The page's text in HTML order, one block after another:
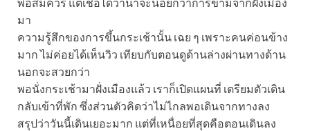
พอสมควร แต่เชื่อได้ว่าน่าจะน้อยกว่าการข้ามจากฝั่งเมือง
มา
ความรู้สึกของการขึ้นกระเช้านั้น เฉย ๆ เพราะคนค่อนข้าง
มาก ไม่ค่อยได้เห็นวิว เทียบกับตอนดูด้านล่างผ่านทางด้าน
นอกจะสวยกว่า
พอนั่งกระเช้ามาฝั่งเมืองแล้ว เราก็เปิดแผนที่ เตรียมตัวเดิน
กลับเข้าที่พัก ซึ่งส่วนตัวคิดว่าไม่ไกลพอเดินจากทางลง
สรุปว่าวันนี้เดินเยอะมาก แต่ที่เหนื่อยที่สุดคือตอนเดินลง